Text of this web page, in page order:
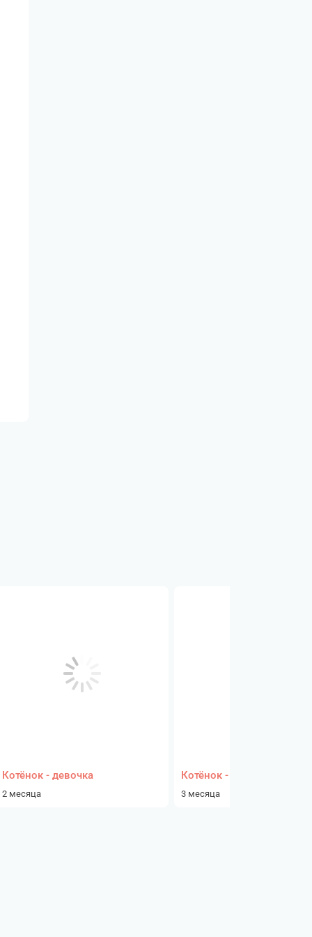
Котёнок - девочка
2 месяца
Котёнок - девочка
3 месяца